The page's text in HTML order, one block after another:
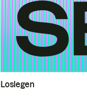
Loslegen